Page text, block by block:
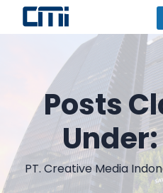
Posts
Under:
PT. Creative Media